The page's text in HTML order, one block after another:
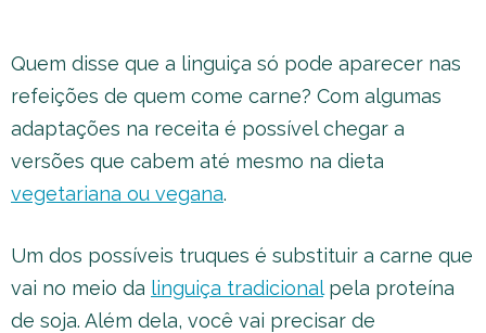
Quem disse que a linguiça só pode aparecer nas
refeições de quem come carne? Com algumas
adaptações na receita é possível chegar a
versões que cabem até mesmo na dieta
vegetariana ou vegana.
Um dos possíveis truques é substituir a carne que
vai no meio da linguiça tradicionalpela proteína
de soja. Além dela, você vai precisar de